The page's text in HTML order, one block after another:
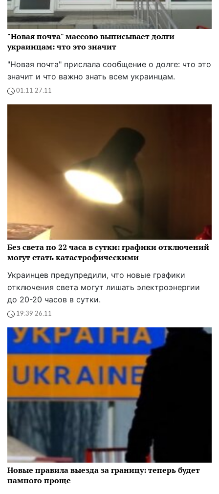
"Новая почта" массово выписывает долги
украинцам: что это значит
"Новая почта" прислала сообщение о долге: что это
значит и что важно знать всем украинцам.
01:11 27.11
Без света по 22 часа в сутки: графики отключений
могут стать катастрофическими
Украинцев предупредили, что новые графики
отключения света могут лишать электроэнергии
до 20-20 часов в сутки.
19:39 26.11
Новые правила выезда за границу: теперь будет
намного проще